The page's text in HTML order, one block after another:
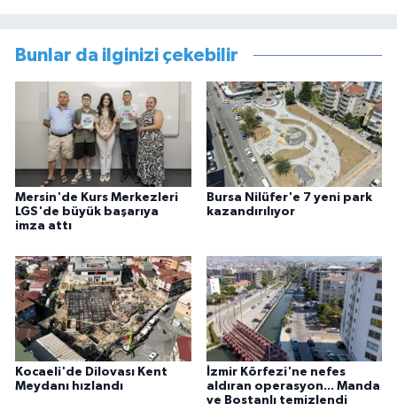
Bunlar da ilginizi çekebilir
Mersin'de Kurs Merkezleri
LGS'de büyük başarıya
imza attı
Bursa Nilüfer'e 7 yeni park
kazandırılıyor
Kocaeli'de Dilovası Kent
Meydanı hızlandı
İzmir Körfezi'ne nefes
aldıran operasyon... Manda
ve Bostanlı temizlendi